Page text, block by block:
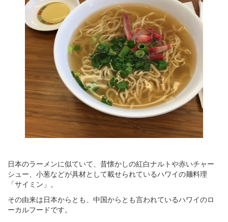
日本のラーメンに似ていて、昔懐かしの紅白ナルトや赤いチャー
シュー、小葱などが具材として載せられているハワイの麺料理
「サイミン」。
その由来は日本からとも、中国からとも言われているハワイのロ
ーカルフードです。